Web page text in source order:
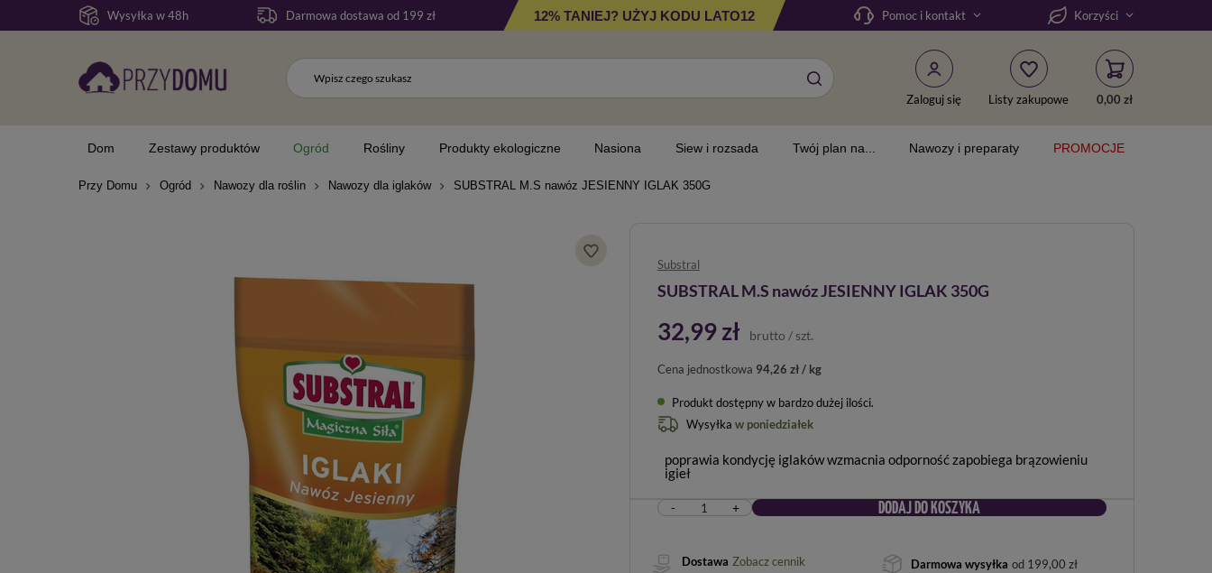
Wysyłka w 48h Darmowa dostawa od 199 zł 12% TANIEJ? UŻYJ KODU LATO12 Pomoc i kontakt Korzyści
Zaloguj się Listy zakupowe 0,00 zł
Dom Zestawy produktów Ogród Rośliny Produkty ekologiczne Nasiona Siew i rozsada Twój plan na... Nawozy i preparaty PROMOCJE
Przy Domu Ogród Nawozy dla roślin Nawozy dla iglaków SUBSTRAL M.S nawóz JESIENNY IGLAK 350G
Substral
SUBSTRAL M.S nawóz JESIENNY IGLAK 350G
32,99 zł brutto / szt.
Cena jednostkowa 94,26 zł / kg
Produkt dostępny w bardzo dużej ilości
Wysyłka w poniedziałek
poprawia kondycję iglaków wzmacnia odporność zapobiega brązowieniu
igieł
- + DODAJ DO KOSZYKA
Dostawa Zobacz cennik Darmowa wysyłka od 199,00 zł